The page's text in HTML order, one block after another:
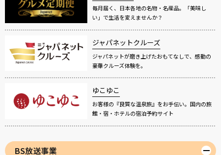
毎月届く、日本各地の名物・名産品。「美味し
い」で生活を変えませんか？
ジャパネットクルーズ
ジャパネットが磨き上げたおもてなしで、感動の
豪華クルーズ体験を。
ゆこゆこ
お客様の『良質な温泉旅』をお手伝い。国内の旅
館・宿・ホテルの宿泊予約サイト
BS放送事業